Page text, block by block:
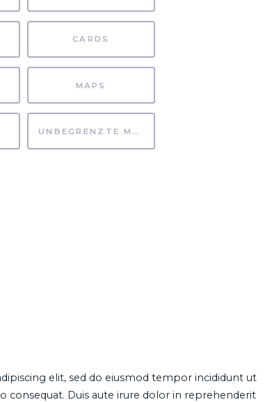
CARDS
MAPS
UNBEGRENZTE MÖGLICHKEITEN
elit, sed do eiusmod tempor incididunt ut
consequat. Duis aute irure dolor in reprehenderit